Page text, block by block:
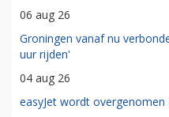
06 aug 26
Groningen vanaf nu
uur rijden'
04 aug 26
easyJet wordt